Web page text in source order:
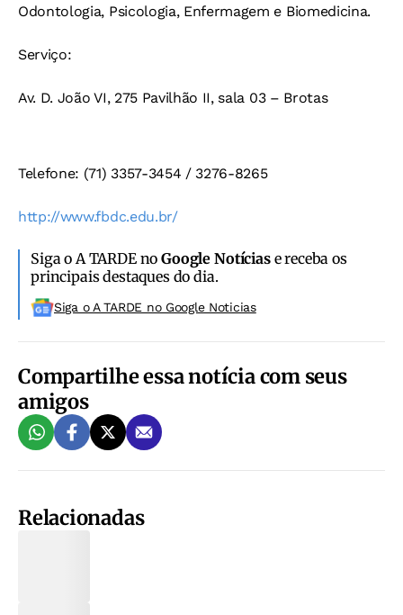
Odontologia, Psicologia, Enfermagem e Biomedicina.
Serviço:
Av. D. João VI, 275 Pavilhão II, sala 03 – Brotas
Telefone: (71) 3357-3454 / 3276-8265
http://www.fbdc.edu.br/
Siga o A TARDE noGoogle Notíciase receba os
principais destaques do dia.
Siga o A TARDE no Google Noticias
Compartilhe essa notícia com seus
amigos
Relacionadas